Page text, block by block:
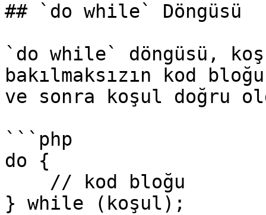
## `do while` Döngüsü
`do while` döngüsü,
bakılmaksızın kod
ve sonra koşul doğru
```php
do {
} while (koşul);